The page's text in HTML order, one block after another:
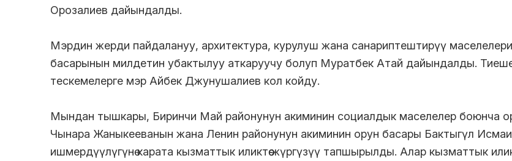
Орозалиев дайындалды.
Мэрдин жерди пайдалануу, архитектура, курулуш жана санариптештирүү
басарынын милдетин убактылуу аткаруучу болуп Муратбек Атай дайындалды.
тескемелерге мэр Айбек Джунушалиев кол койду.
Мындан тышкары, Биринчи Май районунун акиминин социалдык маселелер боюнча
Чынара Жаныкееванын жана Ленин районунун акиминин орун басары Бактыгүл
ишмердүүлүгүнө карата кызматтык иликтөө жүргүзүү тапшырылды. Алар кызматтык